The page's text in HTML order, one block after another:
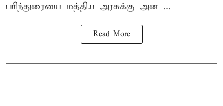
பரிந்துரையை மத்திய அரசுக்கு அன ...
Read More